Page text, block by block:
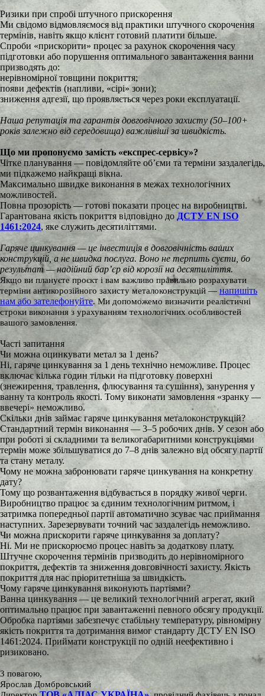
Ризики при спробі штучного прискорення
Ми свідомо відмовляємося від практики штучного скорочення
термінів, навіть якщо клієнт готовий платити більше.
Спроби «прискорити» процес за рахунок скорочення часу
підготовки або порушення оптимального завантаження ванни
призводять до:
нерівномірної товщини покриття;
появи дефектів (напливи, «сірі» зони);
зниження адгезії, що проявляється через роки експлуатації.
Наша репутація та гарантія довговічного захисту (50–100+
років залежно від середовища) важливіші за швидкість.
Що ми пропонуємо замість «експрес-сервісу»?
Чітке планування — повідомляйте об’єми та терміни заздалегідь,
ми підкажемо найкращі вікна.
Максимально швидке виконання в межах технологічних
можливостей.
Повна прозорість — готові показати процес на виробництві.
Гарантована якість покриття відповідно до ДСТУ EN ISO
1461:2024, яке служить десятиліттями.
Гаряче цинкування — це інвестиція в довговічність ваших
конструкцій, а не швидка послуга. Воно не терпить суєти, бо
результат — надійний бар’єр від корозії на десятиліття.
Якщо ви плануєте проєкт і вам важливо правильно розрахувати
терміни антикорозійного захисту металоконструкцій — напишіть
нам або зателефонуйте. Ми допоможемо визначити реалістичні
строки виконання з урахуванням технологічних особливостей
вашого замовлення.
Часті запитання
Чи можна оцинкувати метал за 1 день?
Ні, гаряче цинкування за 1 день технічно неможливе. Процес
включає кілька годин тільки на підготовку поверхні
(знежирення, травлення, флюсування та сушіння), занурення у
ванну та контроль якості. Тому виконати замовлення «зранку —
ввечері» неможливо.
Скільки днів займає гаряче цинкування металоконструкцій?
Стандартний термін виконання — 3–5 робочих днів. У сезон або
при роботі зі складними та великогабаритними конструкціями
термін може збільшуватися до 7–8 днів залежно від обсягу партії
та стану металу.
Чому не можна забронювати гаряче цинкування на конкретну
дату?
Тому що розвантаження відбувається в порядку живої черги.
Виробництво працює за єдиним технологічним ритмом, і
затримка попередньої партії автоматично зсуває час приймання
наступних. Зарезервувати точний час заздалегідь неможливо.
Чи можна прискорити гаряче цинкування за доплату?
Ні. Ми не прискорюємо процес навіть за додаткову плату.
Штучне скорочення термінів призводить до нерівномірного
покриття, дефектів та зниження довговічності захисту. Якість
покриття для нас пріоритетніша за швидкість.
Чому гаряче цинкування виконують партіями?
Ванна цинкування — це великий технологічний агрегат, який
оптимально працює при завантаженні певного обсягу продукції.
Обробка партіями забезпечує стабільну температуру, рівномірну
якість покриття та дотримання вимог стандарту ДСТУ EN ISO
1461:2024. Приймати конструкції по одній неефективно і
ризиковано.
З повагою,
Ярослав Домбровський